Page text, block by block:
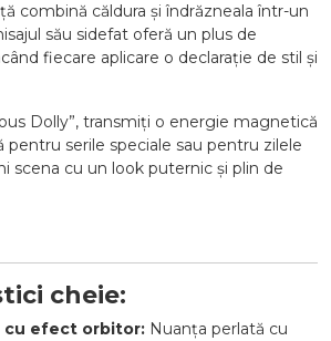
combină căldura și îndrăzneala într-un
său sidefat oferă un plus de
fiecare aplicare o declarație de stil și
Dolly”, transmiți o energie magnetică
pentru serile speciale sau pentru zilele
scena cu un look puternic și plin de
cheie:
cu efect orbitor: Nuanța perlată cu